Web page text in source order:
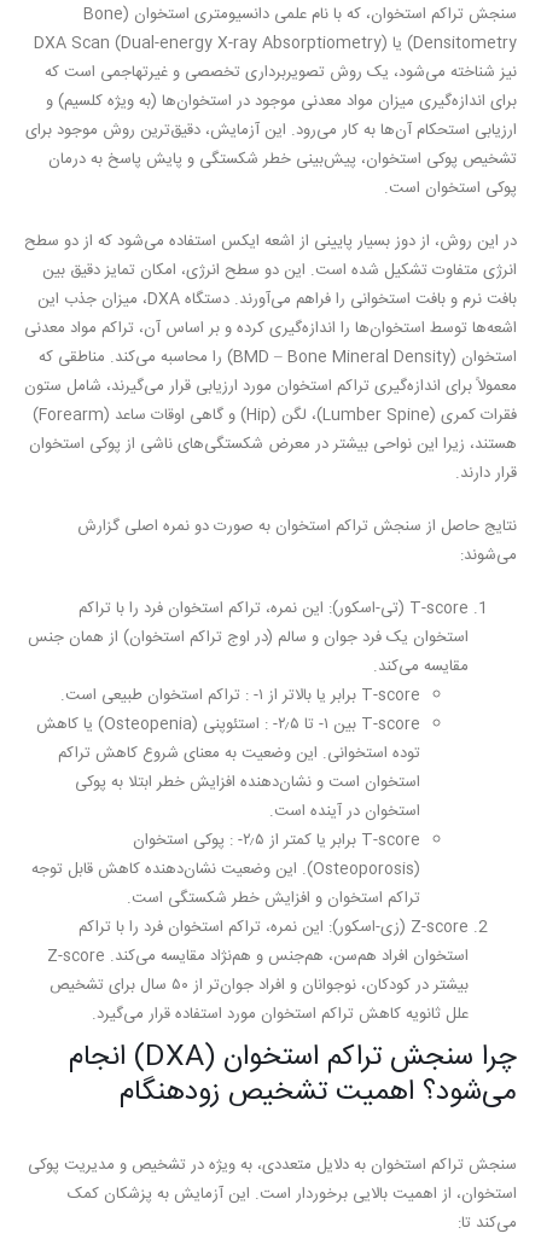
سنجش تراکم استخوان، که با نام علمی
دانسیومتری استخوان (Bone
Densitometry) یا DXA Scan (Dual-energy X-ray Absorptiometry)
نیز شناخته می‌شود، یک روش تصویربرداری تخصصی و غیرتهاجمی است که
برای اندازه‌گیری میزان مواد معدنی موجود در استخوان‌ها (به ویژه کلسیم) و
ارزیابی استحکام آن‌ها به کار می‌رود. این آزمایش، دقیق‌ترین روش موجود برای
تشخیص پوکی استخوان، پیش‌بینی خطر شکستگی و پایش پاسخ به درمان
پوکی استخوان است.
در این روش، از دوز بسیار پایینی از اشعه ایکس استفاده می‌شود که از دو سطح
انرژی متفاوت تشکیل شده است. این دو سطح انرژی، امکان تمایز دقیق بین
بافت نرم و بافت استخوانی را فراهم می‌آورند. دستگاه DXA، میزان جذب این
اشعه‌ها توسط استخوان‌ها را اندازه‌گیری کرده و بر اساس آن، تراکم مواد معدنی
استخوان (BMD – Bone Mineral Density) را محاسبه می‌کند. مناطقی که
معمولاً برای اندازه‌گیری تراکم استخوان مورد ارزیابی قرار می‌گیرند، شامل ستون
فقرات کمری (Lumber Spine)، لگن (Hip) و گاهی اوقات ساعد (Forearm)
هستند، زیرا این نواحی بیشتر در معرض شکستگی‌های ناشی از پوکی استخوان
قرار دارند.
نتایج حاصل از سنجش تراکم استخوان به صورت دو نمره اصلی گزارش
می‌شوند:
T-score (تی-اسکور):
این نمره، تراکم استخوان فرد را با تراکم
استخوان یک فرد جوان و سالم (در اوج تراکم استخوان) از همان جنس
مقایسه می‌کند.
T-score برابر یا بالاتر از ۱- :
تراکم استخوان طبیعی است.
T-score بین ۱- تا ۲٫۵- :
استئوپنی (Osteopenia) یا کاهش
توده استخوانی. این وضعیت به معنای شروع کاهش تراکم
استخوان است و نشان‌دهنده افزایش خطر ابتلا به پوکی
استخوان در آینده است.
T-score برابر یا کمتر از ۲٫۵- :
پوکی استخوان
(Osteoporosis). این وضعیت نشان‌دهنده کاهش قابل توجه
تراکم استخوان و افزایش خطر شکستگی است.
Z-score (زی-اسکور):
این نمره، تراکم استخوان فرد را با تراکم
استخوان افراد هم‌سن، هم‌جنس و هم‌نژاد مقایسه می‌کند. Z-score
بیشتر در کودکان، نوجوانان و افراد جوان‌تر از ۵۰ سال برای تشخیص
علل ثانویه کاهش تراکم استخوان مورد استفاده قرار می‌گیرد.
چرا سنجش تراکم استخوان (DXA) انجام
می‌شود؟ اهمیت تشخیص زودهنگام
سنجش تراکم استخوان به دلایل متعددی، به ویژه در تشخیص و مدیریت پوکی
استخوان، از اهمیت بالایی برخوردار است. این آزمایش به پزشکان کمک
می‌کند تا: